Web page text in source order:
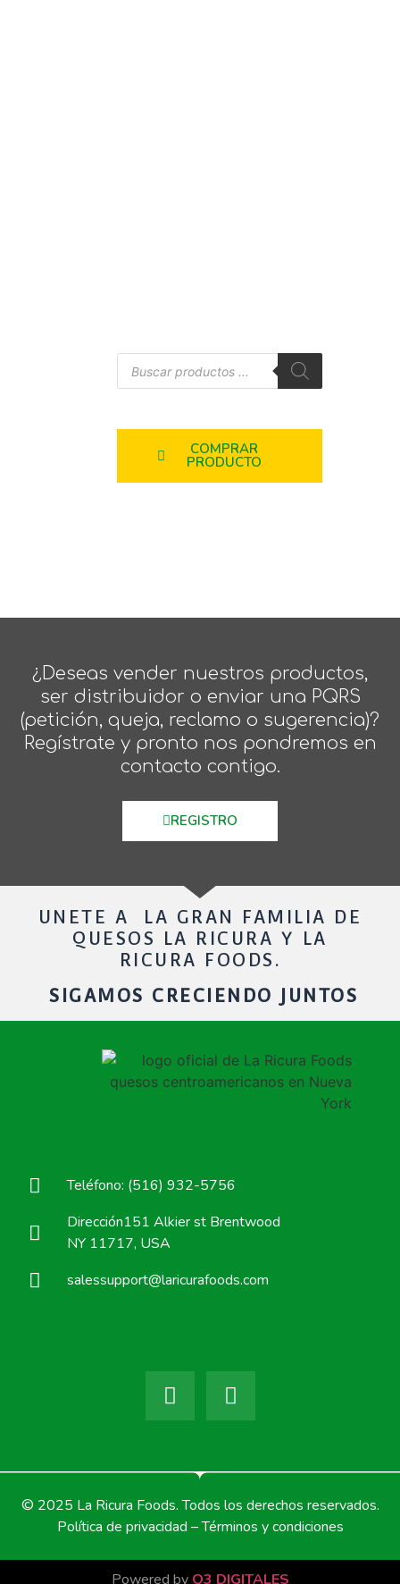
COMPRAR
PRODUCTO
¿Deseas vender nuestros productos,
ser distribuidor o enviar una PQRS
(petición, queja, reclamo o sugerencia)?
Regístrate y pronto nos pondremos en
contacto contigo.
REGISTRO
UNETE A LA GRAN FAMILIA DE
QUESOS LA RICURA Y LA
RICURA FOODS.
SIGAMOS CRECIENDO JUNTOS
Teléfono: (516) 932-5756
Dirección151 Alkier st Brentwood
NY 11717, USA
salessupport@laricurafoods.com
© 2025 La Ricura Foods. Todos los derechos reservados.
Política de privacidad – Términos y condiciones
Powered by Q3 DIGITALES